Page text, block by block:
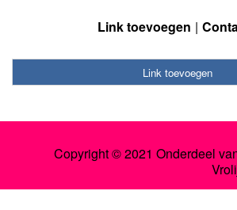
Link toevoegen
Link toevoegen
Copyright © 2021 Onderdeel